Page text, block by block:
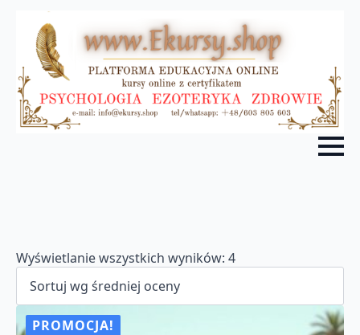
Wyświetlanie wszystkich wyników: 4Posortowane
oceny
PROMOCJA!